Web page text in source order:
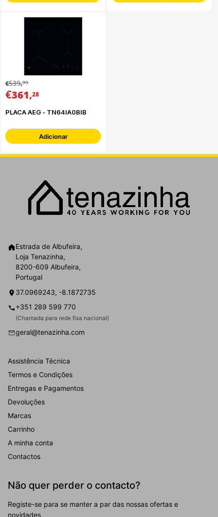
€539,99
€361,28
PLACA AEG - TN64IA0BIB
Adicionar
Estrada de Albufeira,
Loja Tenazinha,
8200-609 Albufeira,
Portugal
37.0969243, -8.1872735
+351 289 599 770
(Chamada para rede fixa nacional)
geral@tenazinha.com
Assistência Técnica
Termos e Condições
Entregas e Pagamentos
Devoluções
Marcas
Carrinho
A minha conta
Contactos
Não quer perder o contacto?
Registe-se para se manter a par das nossas ofertas e
novidades